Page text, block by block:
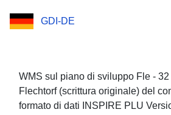
GDI-DE
WMS sul piano di sviluppo Fle -
Flechtorf (scrittura originale) del
formato di dati INSPIRE PLU